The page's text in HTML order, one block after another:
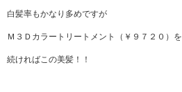
白髪率もかなり多めですが
Ｍ３Ｄカラートリートメント（￥９７２０）を
続ければこの美髪！！